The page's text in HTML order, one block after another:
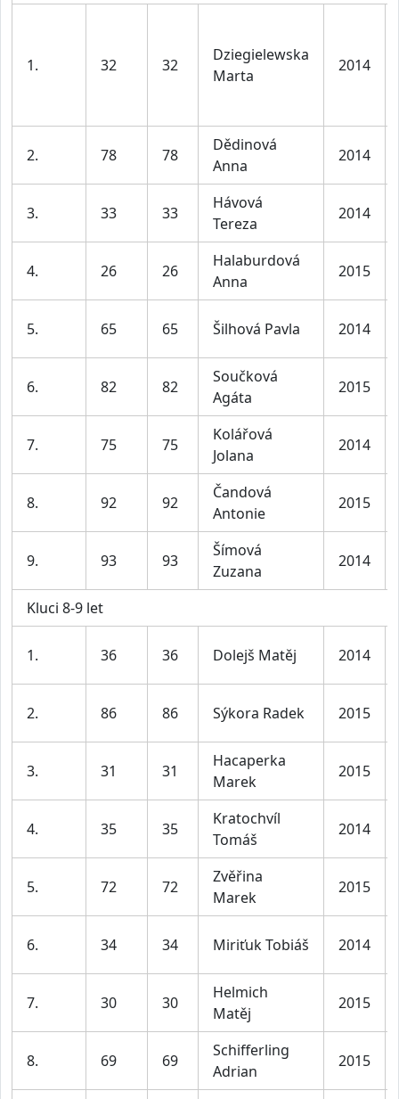
1. 32 32
Dziegielewska
Marta
2014
2. 78 78
Dědinová
Anna
2014
3. 33 33
Hávová
Tereza
2014
4. 26 26
Halaburdová
Anna
2015
5. 65 65 Šilhová Pavla 2014
6. 82 82
Součková
Agáta
2015
7. 75 75
Kolářová
Jolana
2014
8. 92 92
Čandová
Antonie
2015
9. 93 93
Šímová
Zuzana
2014
Kluci 8-9 let
1. 36 36 Dolejš Matěj 2014
2. 86 86 Sýkora Radek 2015
3. 31 31
Hacaperka
Marek
2015
4. 35 35
Kratochvíl
Tomáš
2014
5. 72 72
Zvěřina
Marek
2015
6. 34 34 Miriťuk Tobiáš 2014
7. 30 30
Helmich
Matěj
2015
8. 69 69
Schifferling
Adrian
2015